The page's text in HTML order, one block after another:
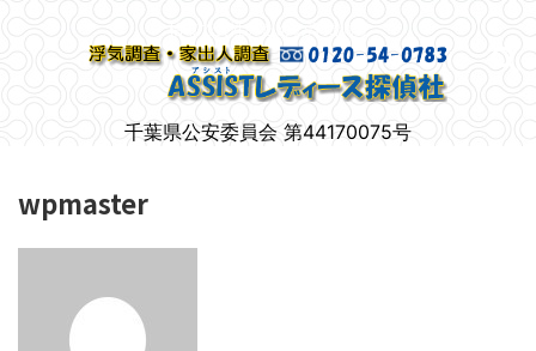
千葉県公安委員会 第44170075号
wpmaster